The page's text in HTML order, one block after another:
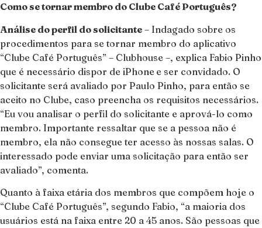
Como se tornar membro do Clube Café Português?
Análise do perfil do solicitante – Indagado sobre os
procedimentos para se tornar membro do aplicativo
“Clube Café Português” – Clubhouse –, explica Fabio Pinho
que é necessário dispor de iPhone e ser convidado. O
solicitante será avaliado por Paulo Pinho, para então se
aceito no Clube, caso preencha os requisitos necessários.
“Eu vou analisar o perfil do solicitante e aprová-lo como
membro. Importante ressaltar que se a pessoa não é
membro, ela não consegue ter acesso às nossas salas. O
interessado pode enviar uma solicitação para então ser
avaliado”, comenta.
Quanto à faixa etária dos membros que compõem hoje o
“Clube Café Português”, segundo Fabio, “a maioria dos
usuários está na faixa entre 20 a 45 anos. São pessoas que